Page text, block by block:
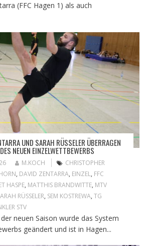
(FFC Hagen 1) als auch
UND SARAH RÜSSELER ÜBERRAGEN
NEUEN EINZELWETTBEWERBS
M.KOCH
CHRISTOPHER
, DAVID ZENTARRA, EINZEL, FFC
HASPE, MATTHIS BRANDWITTE, MTV
RÜSSELER, SEM KOSTREWA, TG
STV
neuen Saison wurde das System
geändert und ist in Hagen...